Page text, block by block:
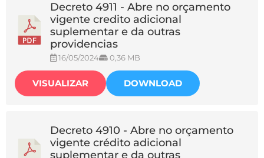
Decreto 4911 - Abre no orçamento
vigente credito adicional
suplementar e da outras
providencias
16/05/2024 0,36 MB
VISUALIZAR DOWNLOAD
Decreto 4910 - Abre no orçamento
vigente crédito adicional
suplementar e da outras